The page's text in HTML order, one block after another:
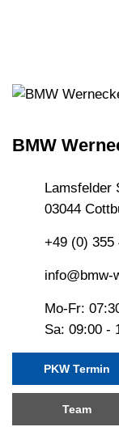
BMW
Lamsfelder
03044
+49 (0) 355
info@bmw-
Mo-Fr:
Sa: 09:00 -
PKW Termin
Team